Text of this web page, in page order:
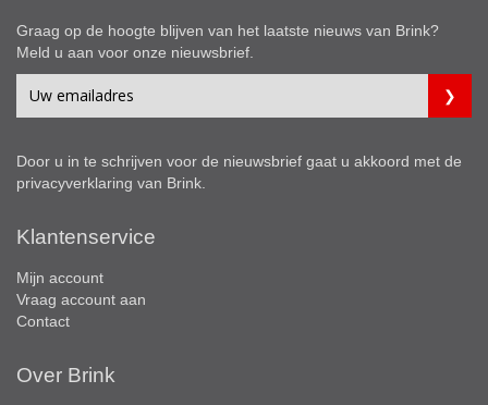
Graag op de hoogte blijven van het laatste nieuws van Brink?
Meld u aan voor onze nieuwsbrief.
Door u in te schrijven voor de nieuwsbrief gaat u akkoord met de
privacyverklaring van Brink.
Klantenservice
Mijn account
Vraag account aan
Contact
Over Brink